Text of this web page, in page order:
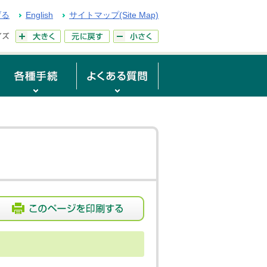
English サイトマップ(Site Map)